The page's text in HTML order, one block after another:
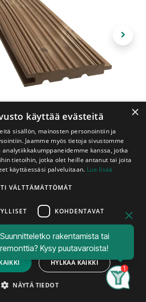
Price:
5,50€
Add to Cart
Account
17x118 mm STS Suisto
Mäntypaneeli
Suisto
paneelin jokainen lauta
Paneloitu pinta luo valon
joka muistuttaa
Suunnitteletko rakentamista tai
remonttia? Kysy puutavaroista!
×
käyttää evästeitä
sisällön, mainosten personointiin ja
Jaamme myös tietoja sivustomme
kanssa, jotka
tietoihin, jotka olet heille antanut tai joita
käyttäessäsi palveluitaan. Lue lisää
VÄLTTÄMÄTTÖMÄT
KOHDENTAVAT
HYLKÄÄ KAIKKI
NÄYTÄ TIEDOT